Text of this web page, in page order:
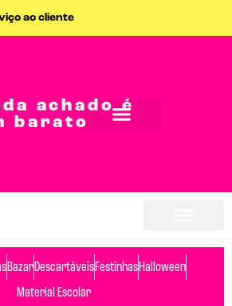
ao cliente
achado é
barato
BazarDescartáveisFestinhasHalloween
Material Escolar